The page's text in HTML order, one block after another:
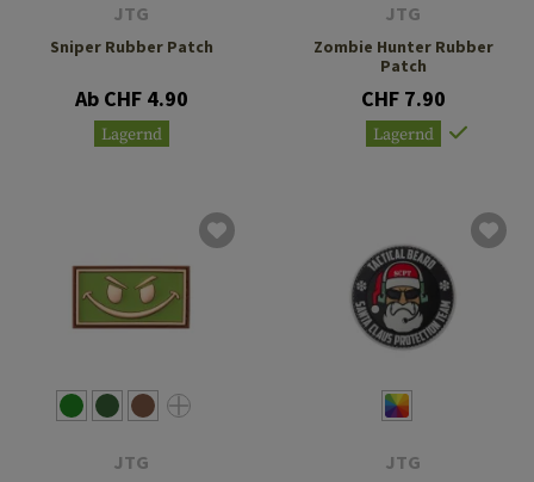
JTG
Sniper Rubber Patch
Ab CHF 4.90
Lagernd
JTG
Zombie Hunter Rubber
Patch
CHF 7.90
Lagernd
JTG JTG